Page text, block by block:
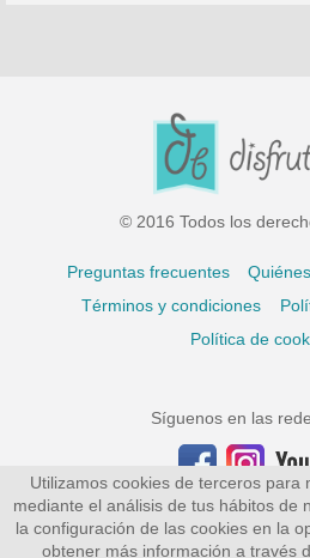
© 2016 Todos los
Preguntas frecuentes
Términos y condiciones
Política de
Síguenos en las
Utilizamos cookies de terceros para
mediante el análisis de tus hábitos de
la configuración de las cookies en la
obtener más información a través